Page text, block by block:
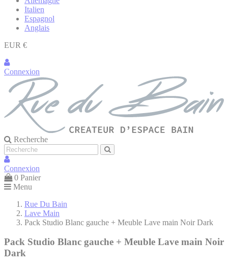
Italien
Espagnol
Anglais
EUR €
Connexion
Recherche
Connexion
0 Panier
Menu
Rue Du Bain
Lave Main
Pack Studio Blanc gauche + Meuble Lave main Noir Dark
Pack Studio Blanc gauche + Meuble Lave main Noir
Dark